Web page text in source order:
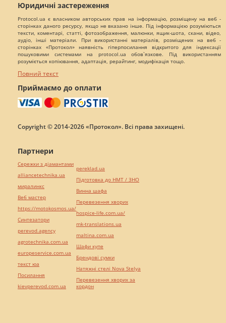
Юридичні застереження
Protocol.ua є власником авторських прав на інформацію, розміщену на веб -
сторінках даного ресурсу, якщо не вказано інше. Під інформацією розуміються
тексти, коментарі, статті, фотозображення, малюнки, ящик-шота, скани, відео,
аудіо, інші матеріали. При використанні матеріалів, розміщених на веб -
сторінках «Протокол» наявність гіперпосилання відкритого для індексації
пошуковими системами на protocol.ua обов`язкове. Під використанням
розуміється копіювання, адаптація, рерайтинг, модифікація тощо.
Повний текст
Приймаємо до оплати
Copyright © 2014-2026 «Протокол». Всі права захищені.
Партнери
Сережки з діамантами
alliancetechnika.ua
миралинкс
Веб мастер
https://motokosmos.ua/
Синтезатори
perevod.agency
agrotechnika.com.ua
europeservice.com.ua
текст юа
Посилання
kievperevod.com.ua
pereklad.ua
Підготовка до НМТ / ЗНО
Винна шафа
Перевезення хворих
hospice-life.com.ua/
mk-translations.ua
maltina.com.ua
Шафи купе
Брендові сумки
Натяжні стелі Nova Stelya
Перевезення хворих за
кордон